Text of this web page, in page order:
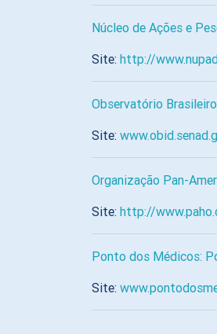
Núcleo de Ações e
Site: http://
Observatório
Site:
Organização Pan-
Site: http://
Ponto dos Médicos:
Site: